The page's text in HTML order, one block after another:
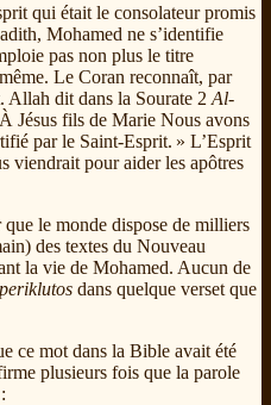
qui était le consolateur promis
Mohamed ne s’identifie
pas non plus le titre
Le Coran reconnaît, par
Allah dit dans la Sourate 2 Al-
Jésus fils de Marie Nous avons
par le Saint-Esprit. » L’Esprit
viendrait pour aider les apôtres
le monde dispose de milliers
des textes du Nouveau
la vie de Mohamed. Aucun de
periklutos dans quelque verset que
ce mot dans la Bible avait été
plusieurs fois que la parole